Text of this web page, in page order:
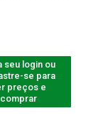
seu login ou
se para
preços e
comprar